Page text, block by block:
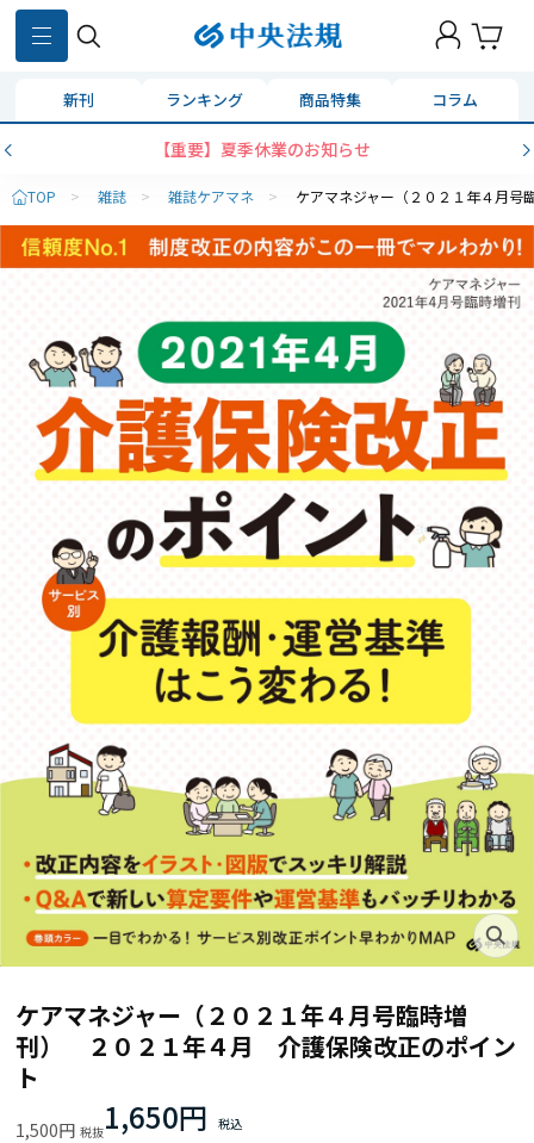
新刊 ランキング 商品特集 コラム
【重要】夏季休業のお知らせ
TOP > 雑誌 > 雑誌ケアマネ > ケアマネジャー（２０２１年４月
ケアマネジャー（２０２１年４月号臨時増
刊） ２０２１年４月 介護保険改正のポイン
ト
1,500円 1,650円